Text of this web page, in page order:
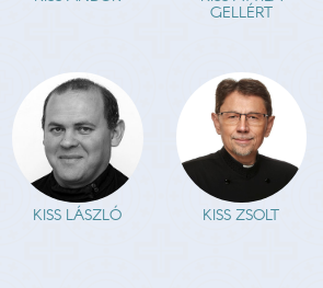
GELLÉRT
KISS LÁSZLÓ KISS ZSOLT